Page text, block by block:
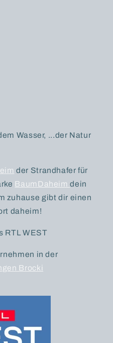
Wasser, ...der Natur
der Strandhafer für
BaumDaheimdein
zuhause gibt dir einen
daheim!
RTL WEST
in der
Brocki